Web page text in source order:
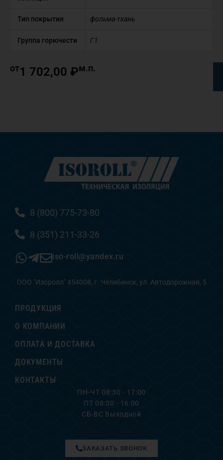
Тип покрытия фольма-ткань
Группа горючести Г1
от1 702,00 ₽м.п.
8 (800) 775-73-80
8 (351) 211-33-26
iso-roll@yandex.ru
ООО "Изоролл" 454008, г. Челябинск, ул. Автодорожная, 5
ПРОДУКЦИЯ
О КОМПАНИИ
ОПЛАТА И ДОСТАВКА
ДОКУМЕНТЫ
КОНТАКТЫ
ПН-ЧТ 08:30 - 17:00
ПТ 08:30 - 16:00
СБ-ВС Выходной
ЗАКАЗАТЬ ЗВОНОК